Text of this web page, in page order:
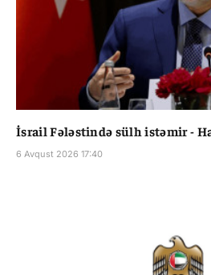
İsrail Fələstində sülh istəmir -
6 Avqust 2026 17:40